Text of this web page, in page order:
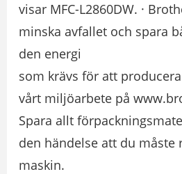
visar MFC-L2860DW. ·
minska avfallet och spara
den energi
som krävs för att
vårt miljöarbete på
Spara allt
den händelse att du måste
maskin.